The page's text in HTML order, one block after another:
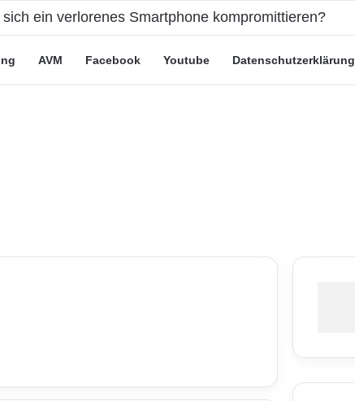
ein verlorenes Smartphone kompromittieren?
AVM Facebook Youtube Datenschutzerklärung